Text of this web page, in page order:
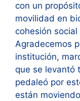
con un
movilidad en
cohesión
Agradecemos
institución,
que se levantó
pedaleó por
están